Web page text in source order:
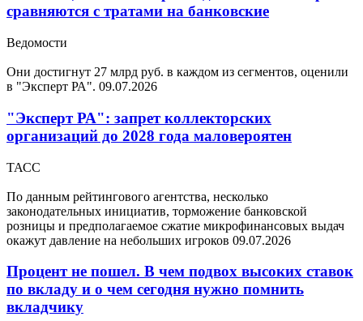
сравняются с тратами на банковские
Ведомости
Они достигнут 27 млрд руб. в каждом из сегментов, оценили
в "Эксперт РА". 09.07.2026
"Эксперт РА": запрет коллекторских
организаций до 2028 года маловероятен
ТАСС
По данным рейтингового агентства, несколько
законодательных инициатив, торможение банковской
розницы и предполагаемое сжатие микрофинансовых выдач
окажут давление на небольших игроков 09.07.2026
Процент не пошел. В чем подвох высоких ставок
по вкладу и о чем сегодня нужно помнить
вкладчику